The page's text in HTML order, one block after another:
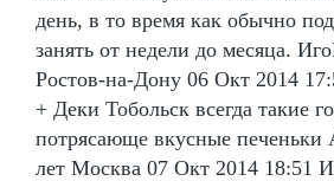
день, в то время как обычно
занять от недели до месяца.
Ростов-на-Дону 06 Окт 2014
+ Деки Тобольск всегда такие
потрясающе вкусные
лет Москва 07 Окт 2014 18:51